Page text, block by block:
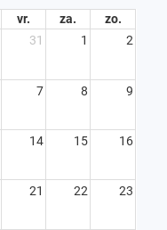
vr. za.
zo.
31 1 2
7 8 9
14 15 16
21 22 23